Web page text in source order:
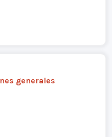
generales